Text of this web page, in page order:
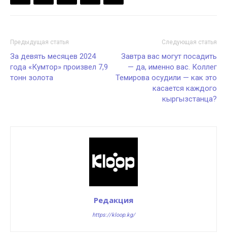
Предыдущая статья
За девять месяцев 2024
года «Кумтор» произвел 7,9
тонн золота
Следующая статья
Завтра вас могут посадить
— да, именно вас. Коллег
Темирова осудили — как это
касается каждого
кыргызстанца?
Редакция
https://kloop.kg/